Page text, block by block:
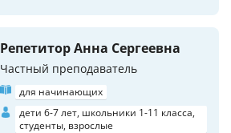
Репетитор Анна Сергеевна
Частный преподаватель
для начинающих
дети 6-7 лет, школьники 1-11 класса,
студенты, взрослые